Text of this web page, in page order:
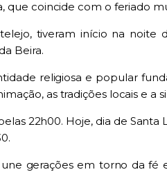
que coincide com o feriado
tiveram início na
Beira.
religiosa e popular
as tradições locais e a
22h00. Hoje, dia de
gerações em torno da fé